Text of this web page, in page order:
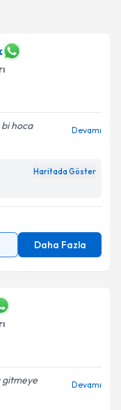
almanız için bir
ilişkinAydınlatma
hoca
Devamı
Haritada Göster
Daha Fazla
gitmeye
Devamı